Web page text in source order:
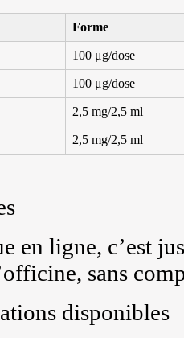
Forme
100 μg/dose
100 μg/dose
2,5 mg/2,5 ml
2,5 mg/2,5 ml
en ligne, c’est
sans
disponibles